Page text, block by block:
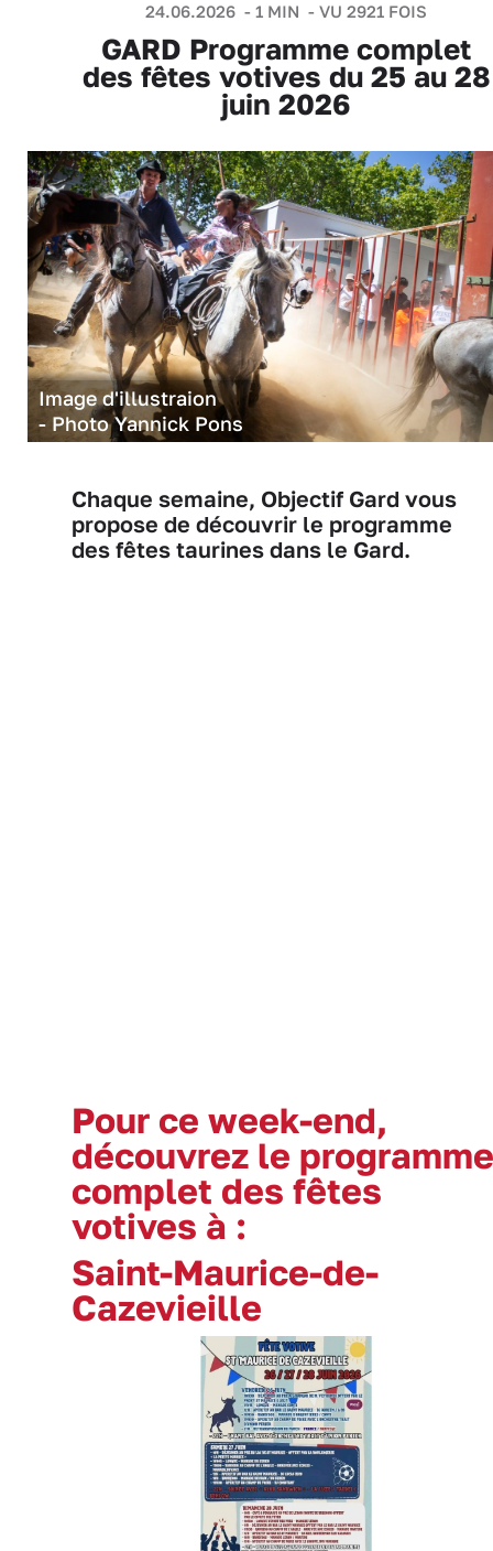
24.06.2026 - 1 MIN - VU 2921 FOIS
GARD Programme complet
des fêtes votives du 25 au 28
juin 2026
Image d'illustraion
- Photo Yannick Pons
Chaque semaine, Objectif Gard vous
propose de découvrir le programme
des fêtes taurines dans le Gard.
Pour ce week-end,
découvrez le programme
complet des fêtes
votives à :
Saint-Maurice-de-
Cazevieille